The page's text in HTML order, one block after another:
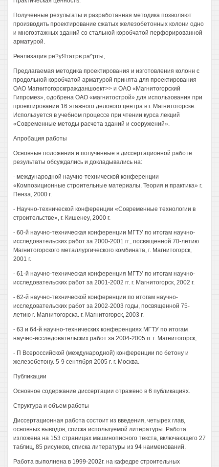
Полученные результаты и разработанная методика позволяют
производить проектирование сжатых железобетонных колони одно
и многоэтажных зданий со стальной коробчатой перфорированной
арматурой.
Реализация ре?уЯтатрв ра^рты,
Предлагаемая методика проектирования и изготовления колонн с
продольной коробчатой арматурой принята для проектирования
ОАО Магнитогорскгражданшоект>> и ОАО «Магнитогорский
Гипромез», одобрена ОАО «магнитострой» для использования при
проектировании 16 этажного делового центра в г. Магнитогорске.
Используется в учебном процессе при чтении курса лекций
«Современные методы расчета зданий и сооружений».
Апробация работы
Основные положения и полученные в диссертационной работе
результаты обсуждались и докладывались на:
- международной научно-технической конференции
«Композиционные строительные материалы. Теория и практика» г.
Пенза, 2000 г.
- Научно-технической конференции «Современные технологии в
строительстве», г. Кишенеу, 2000 г.
- 60-й научно-техническая конференции МГТУ по итогам научно-
исследовательских работ за 2000-2001 гг., посвященной 70-летию
Магнитогорского металлургического комбината, г. Магнитогорск,
2001 г.
- 61-й научно-техническая конференция МГТУ по итогам научно-
исследовательских работ за 2001-2002 гг. г. Магнитогорск, 2002 г.
- 62-й научно-технической конференции по итогам научно-
исследовательских работ за 2002-2003 годы, посвященной 75-
летию г. Магнитогорска. г. Магнитогорск, 2003 г.
- 63 и 64-й научно-технических конференциях МГТУ по итогам
научно-исследовательских работ за 2004-2005 гг. г. Магнитогорск,
- П Всероссийской (международной) конференции по бетону и
железобетону. 5-9 сентября 2005 г. г. Москва.
Публикации
Основное содержание диссертации отражено в 6 публикациях.
Структура и объем работы
Диссертационная работа состоит из введения, четырех глав,
основных выводов, списка используемой литературы. Работа
изложена на 153 страницах машинописного текста, включающего 27
таблиц, 85 рисунков, списка литературы из 94 наименований.
Работа выполнена в 1999-2002г. на кафедре строительных